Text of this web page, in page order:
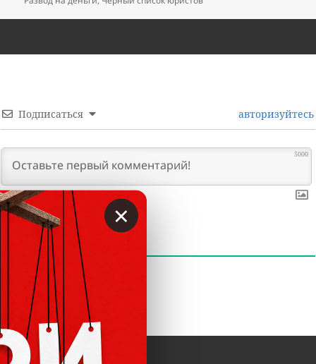
Подписаться авторизуйтесь
5000
КОММЕНТАРИИ
×